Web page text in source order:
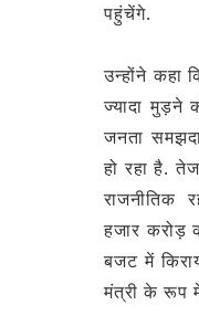
पहुंचेंगे.
उन्होंने कहा
ज्यादा मुड़ने
जनता
हो रहा है.
राजनीतिक
हजार करोड़
बजट में
मंत्री के रूप